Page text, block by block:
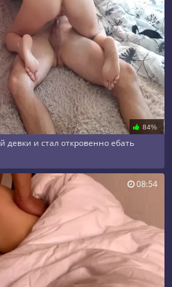
84%
девки и стал откровенно ебать
08:54